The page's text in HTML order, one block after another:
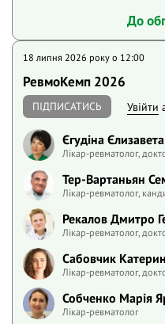
До
18 липня 2026 року o 12:00
РевмоКемп 2026
ПІДПИСАТИСЬ Увійти
Єгудіна
Лікар-ревматолог,
Тер-Вартаньян
Лікар-ревматолог,
Рекалов Дмитро
Лікар-ревматолог,
Сабовчик
Лікар-ревматолог,
Собченко Марія
Лікар-ревматолог